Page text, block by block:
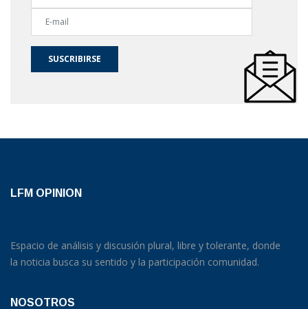
SUSCRIBIRSE
LFM OPINION
Espacio de análisis y discusión plural, libre y tolerante, donde
la noticia busca su sentido y la participación comunidad.
NOSOTROS